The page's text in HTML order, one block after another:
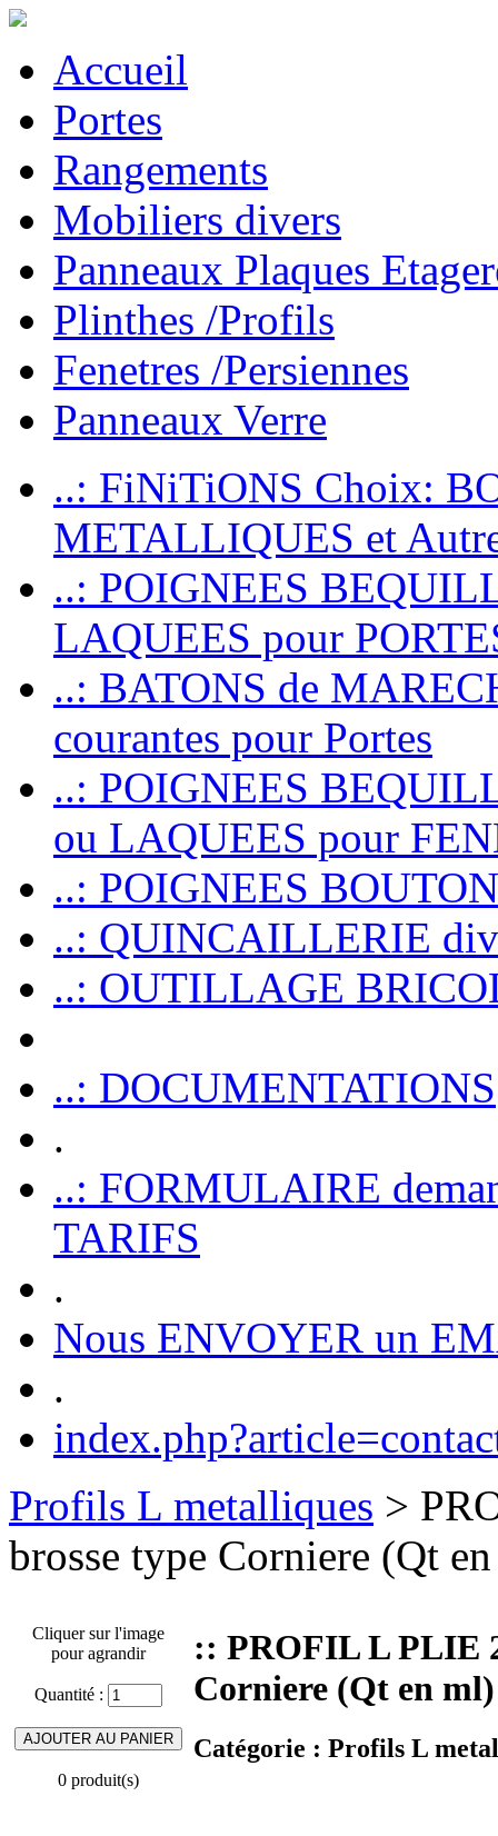
Accueil
Portes
Rangements
Mobiliers divers
Panneaux Plaques
Plinthes /Profils
Fenetres /Persiennes
Panneaux Verre
..: FiNiTiONS Choix:
METALLIQUES et
..: POIGNEES
LAQUEES pour
..: BATONS de
courantes pour Portes
..: POIGNEES
ou LAQUEES pour
..: POIGNEES
..: QUINCAILLERIE
..: OUTILLAGE
..: DOCUMENTATIONS
.
..: FORMULAIRE
TARIFS
.
Nous ENVOYER un
.
Profils L metalliques >
brosse type Corniere (Qt
Cliquer sur l'image
pour agrandir
Quantité :
0 produit(s)
:: PROFIL L PLIE
Corniere (Qt en
Catégorie : Profils L